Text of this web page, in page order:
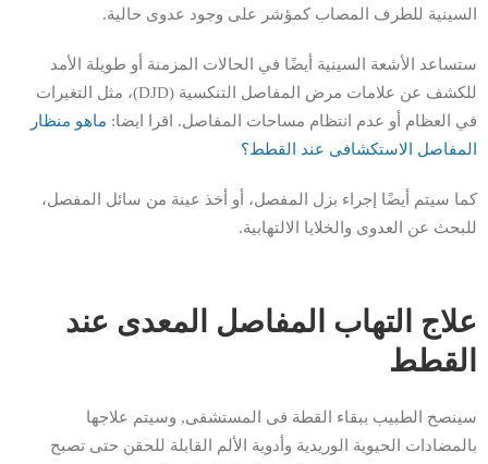
السينية للطرف المصاب كمؤشر على وجود عدوى حالية.
ستساعد الأشعة السينية أيضًا في الحالات المزمنة أو طويلة الأمد
للكشف عن علامات مرض المفاصل التنكسية (DJD)، مثل التغيرات
في العظام أو عدم انتظام مساحات المفاصل. اقرا ايضا: ماهو منظار
المفاصل الاستكشافى عند القطط؟
كما سيتم أيضًا إجراء بزل المفصل، أو أخذ عينة من سائل المفصل،
للبحث عن العدوى والخلايا الالتهابية.
علاج التهاب المفاصل المعدى عند
القطط
سينصح الطبيب ببقاء القطة فى المستشفى, وسيتم علاجها
بالمضادات الحيوية الوريدية وأدوية الألم القابلة للحقن حتى تصبح